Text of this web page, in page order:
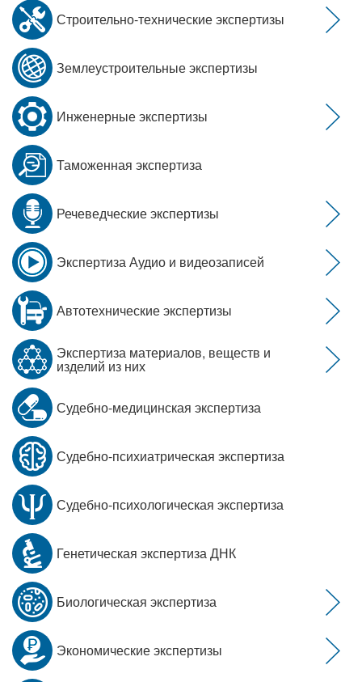
Строительно-технические экспертизы
Землеустроительные экспертизы
Инженерные экспертизы
Таможенная экспертиза
Речеведческие экспертизы
Экспертиза Аудио и видеозаписей
Автотехнические экспертизы
Экспертиза материалов, веществ и
изделий из них
Судебно-медицинская экспертиза
Судебно-психиатрическая экспертиза
Судебно-психологическая экспертиза
Генетическая экспертиза ДНК
Биологическая экспертиза
Экономические экспертизы